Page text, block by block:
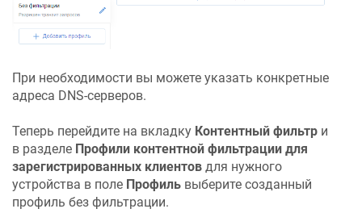
При необходимости вы можете указать конкретные
адреса DNS-серверов.
Теперь перейдите на вкладку Контентный фильтр и
в разделе Профили контентной фильтрации для
зарегистрированных клиентов для нужного
устройства в поле Профиль выберите созданный
профиль без фильтрации.